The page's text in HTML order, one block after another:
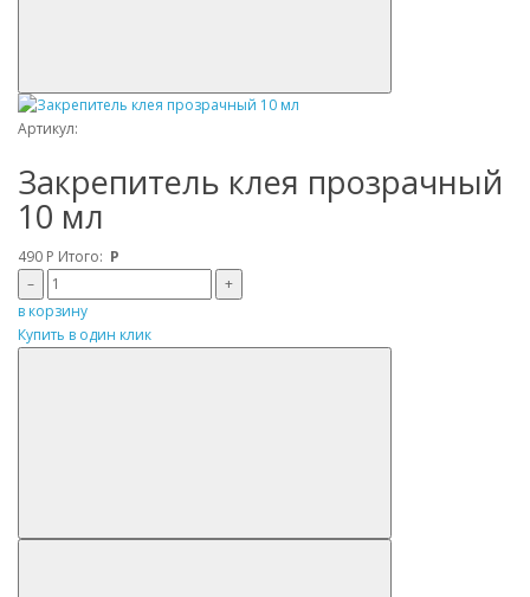
Артикул:
Закрепитель клея прозрачный
10 мл
490 Р Итого: Р
–
+
в корзину
Купить в один клик